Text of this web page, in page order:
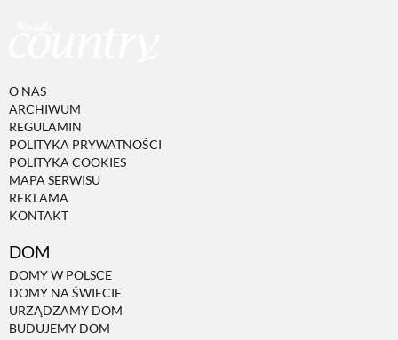
O NAS
ARCHIWUM
REGULAMIN
POLITYKA PRYWATNOŚCI
POLITYKA COOKIES
MAPA SERWISU
REKLAMA
KONTAKT
DOM
DOMY W POLSCE
DOMY NA ŚWIECIE
URZĄDZAMY DOM
BUDUJEMY DOM